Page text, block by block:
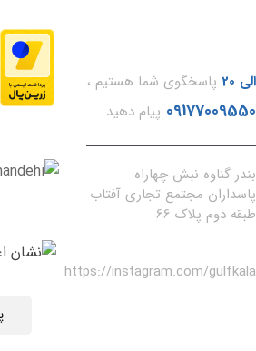
پاسخگوی شما هستیم ،
09177009550 پیام دهید
بندر گناوه نبش چهاراه
پاسداران مجتمع تجاری آفتاب
طبقه دوم پلاک 66
https://instagram.com/gulfkala